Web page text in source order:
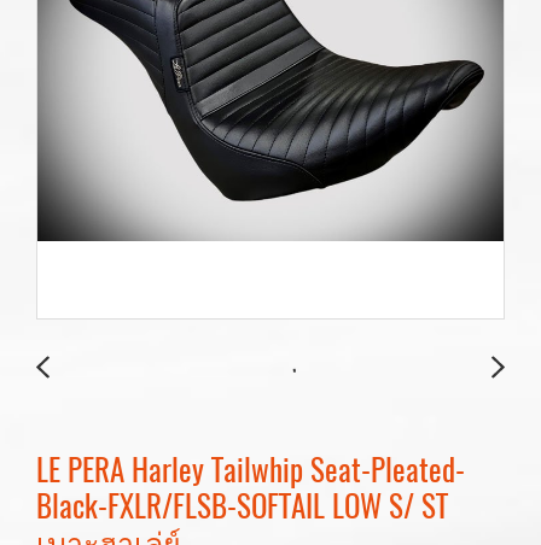
LE PERA Harley Tailwhip Seat-Pleated-
Black-FXLR/FLSB-SOFTAIL LOW S/ ST